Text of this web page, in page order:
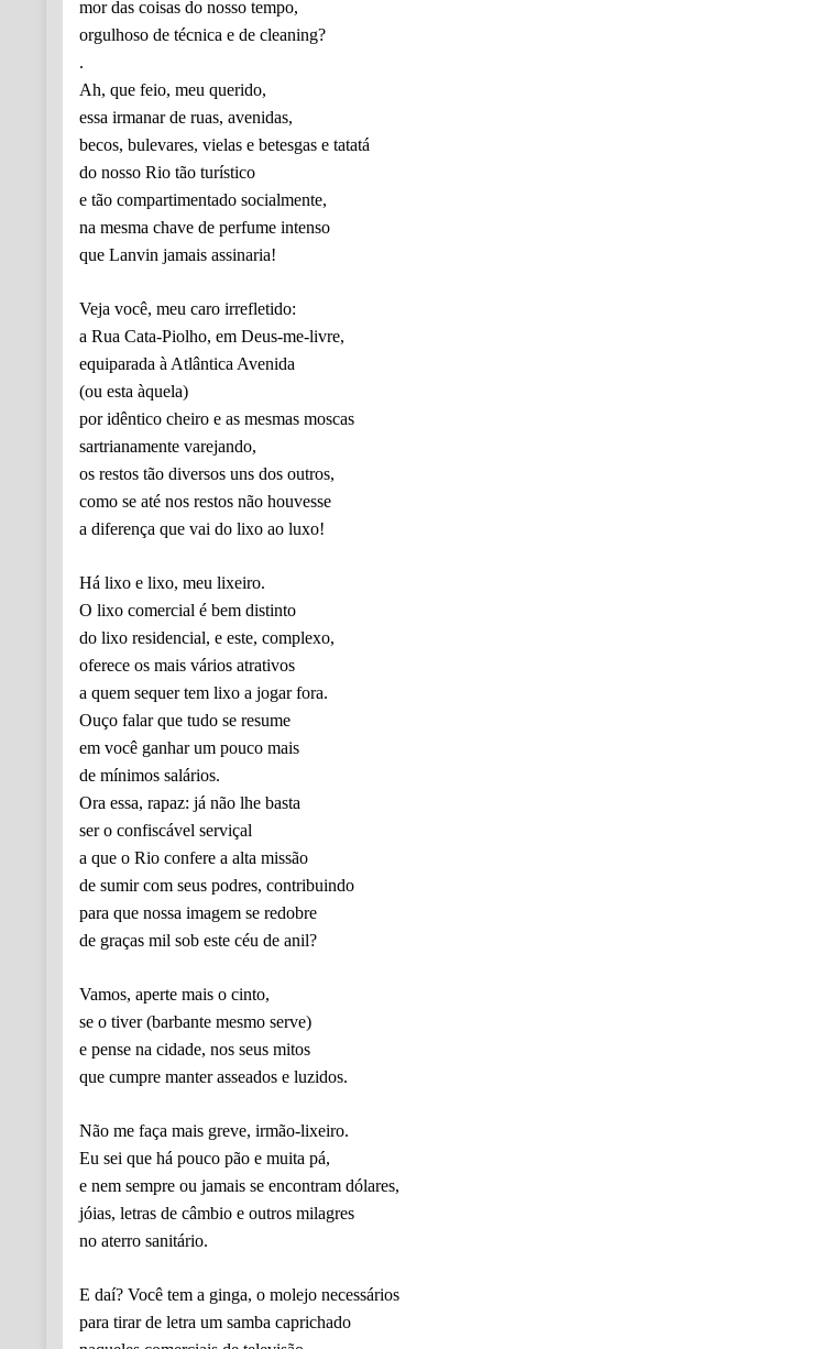
mor das coisas do nosso tempo,
orgulhoso de técnica e de cleaning?
.
Ah, que feio, meu querido,
essa irmanar de ruas, avenidas,
becos, bulevares, vielas e betesgas e tatatá
do nosso Rio tão turístico
e tão compartimentado socialmente,
na mesma chave de perfume intenso
que Lanvin jamais assinaria!
Veja você, meu caro irrefletido:
a Rua Cata-Piolho, em Deus-me-livre,
equiparada à Atlântica Avenida
(ou esta àquela)
por idêntico cheiro e as mesmas moscas
sartrianamente varejando,
os restos tão diversos uns dos outros,
como se até nos restos não houvesse
a diferença que vai do lixo ao luxo!
Há lixo e lixo, meu lixeiro.
O lixo comercial é bem distinto
do lixo residencial, e este, complexo,
oferece os mais vários atrativos
a quem sequer tem lixo a jogar fora.
Ouço falar que tudo se resume
em você ganhar um pouco mais
de mínimos salários.
Ora essa, rapaz: já não lhe basta
ser o confiscável serviçal
a que o Rio confere a alta missão
de sumir com seus podres, contribuindo
para que nossa imagem se redobre
de graças mil sob este céu de anil?
Vamos, aperte mais o cinto,
se o tiver (barbante mesmo serve)
e pense na cidade, nos seus mitos
que cumpre manter asseados e luzidos.
Não me faça mais greve, irmão-lixeiro.
Eu sei que há pouco pão e muita pá,
e nem sempre ou jamais se encontram dólares,
jóias, letras de câmbio e outros milagres
no aterro sanitário.
E daí? Você tem a ginga, o molejo necessários
para tirar de letra um samba caprichado